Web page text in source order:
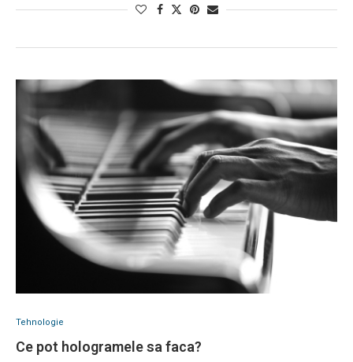
Tehnologie
Ce pot hologramele sa faca?